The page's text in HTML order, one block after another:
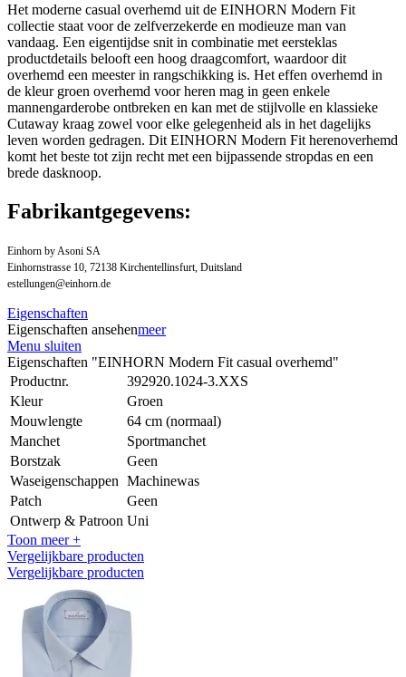
Het moderne casual overhemd uit de EINHORN Modern Fit
collectie staat voor de zelfverzekerde en modieuze man van
vandaag. Een eigentijdse snit in combinatie met eersteklas
productdetails belooft een hoog draagcomfort, waardoor dit
overhemd een meester in rangschikking is. Het effen overhemd in
de kleur groen overhemd voor heren mag in geen enkele
mannengarderobe ontbreken en kan met de stijlvolle en klassieke
Cutaway kraag zowel voor elke gelegenheid als in het dagelijks
leven worden gedragen. Dit EINHORN Modern Fit herenoverhemd
komt het beste tot zijn recht met een bijpassende stropdas en een
brede dasknoop.
Fabrikantgegevens:
Einhorn by Asoni SA
Einhornstrasse 10, 72138 Kirchentellinsfurt, Duitsland
estellungen@einhorn.de
Eigenschaften
Eigenschaften ansehenmeer
Menu sluiten
Eigenschaften "EINHORN Modern Fit casual overhemd"
Productnr.
392920.1024-3.XXS
Kleur
Groen
Mouwlengte
64 cm (normaal)
Manchet
Sportmanchet
Borstzak
Geen
Waseigenschappen Machinewas
Patch
Geen
Ontwerp & Patroon Uni
Toon meer +
Vergelijkbare producten
Vergelijkbare producten